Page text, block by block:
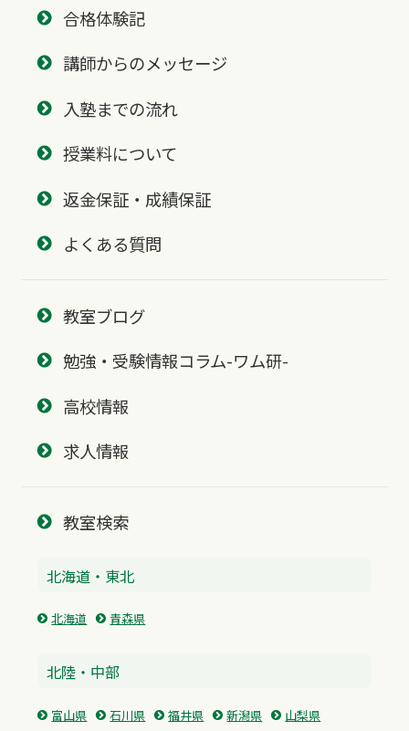
合格体験記
講師からのメッセージ
入塾までの流れ
授業料について
返金保証・成績保証
よくある質問
教室ブログ
勉強・受験情報コラム-ワム研-
高校情報
求人情報
教室検索
北海道・東北
北海道 青森県
北陸・中部
富山県 石川県 福井県 新潟県
山梨県